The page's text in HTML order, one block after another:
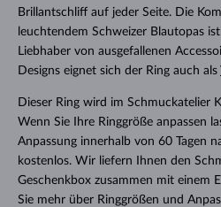
Brillantschliff auf jeder Seite. Die
leuchtendem Schweizer Blautopas
Liebhaber von ausgefallenen
Designs eignet sich der Ring auch als
Dieser Ring wird im Schmuckatelier
Wenn Sie Ihre Ringgröße anpassen
Anpassung innerhalb von 60 Tagen
kostenlos. Wir liefern Ihnen den
Geschenkbox zusammen mit einem
Sie mehr über Ringgrößen und